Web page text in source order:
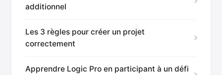
additionnel
Les 3 règles pour créer un projet
correctement
Apprendre Logic Pro en participant à un défi